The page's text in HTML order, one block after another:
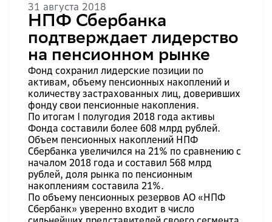
31 августа 2018
НПФ Сбербанка
подтверждает лидерство
на пенсионном рынке
Фонд сохранил лидерские позиции по
активам, объему пенсионных накоплений и
количеству застрахованных лиц, доверивших
фонду свои пенсионные накопления.
По итогам I полугодия 2018 года активы
Фонда составили более 608 млрд рублей.
Объем пенсионных накоплений НПФ
Сбербанка увеличился на 21% по сравнению с
началом 2018 года и составил 568 млрд
рублей, доля рынка по пенсионным
накоплениям составила 21%.
По объему пенсионных резервов АО «НПФ
Сбербанк» уверенно входит в число